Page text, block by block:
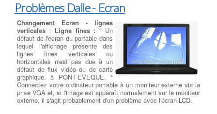
exécuter vos jeux préférés en 720p en utilisant la technologie
graphique intégrée. Et, si vous êtes créatif, il est livré avec le
stylo HP, contrairement à certains hybrides sans stylet.
Choisir son processeur INTEL
8eme Gén. à PONT-EVEQUE:
Performance :
Les nouveaux
processeurs de la série U
reposent sur une base solide déjà
démontrée par les produits
initiaux de la série U. Nous
offrons des performances
globales du système deux fois supérieures à celles d'un PC 2
Problèmes Dalle - Ecran
Changement Ecran - lignes
verticales : Ligne fines : ° Un
défaut de l'écran du portable dans
lequel l'affichage présente des
lignes fines verticales ou
horizontales n'est pas due à un
défaut de flux vidéo ou de carte
graphique. à PONT-EVEQUE, °
Connectez votre ordinateur portable à un moniteur externe via la
prise VGA et, si l'image est apparaît normalement sur le moniteur
externe, il s'agit probablement d'un problème avec l'écran LCD.